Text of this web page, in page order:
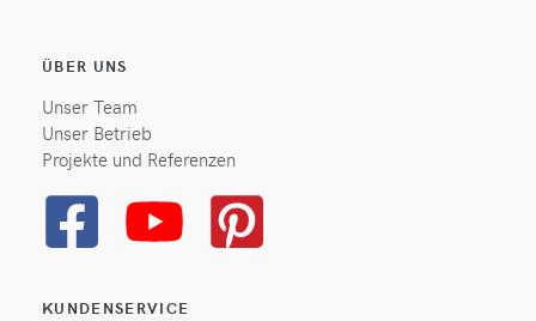
ÜBER UNS
Unser Team
Unser Betrieb
Projekte und Referenzen
KUNDENSERVICE